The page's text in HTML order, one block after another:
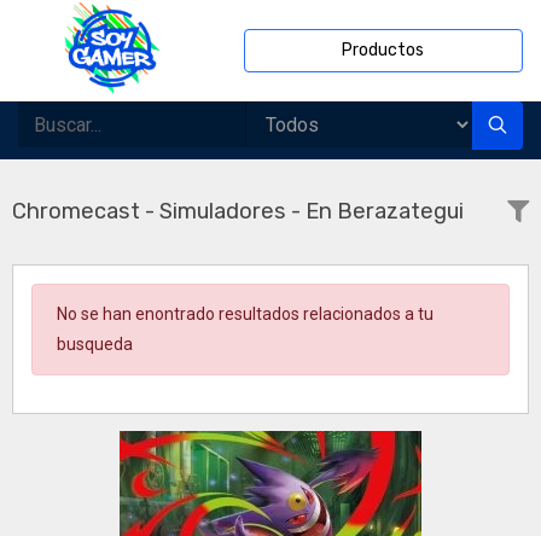
Productos
Chromecast - Simuladores - En Berazategui
No se han enontrado resultados relacionados a tu
busqueda